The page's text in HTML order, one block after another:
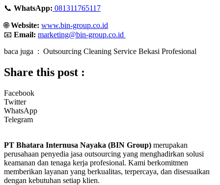
📞 WhatsApp: 081311765117
🌐Website: www.bin-group.co.id
📧 Email: marketing@bin-group.co.id
baca juga : Outsourcing Cleaning Service Bekasi Profesional
Share this post :
Facebook
Twitter
WhatsApp
Telegram
PT Bhatara Internusa Nayaka (BIN Group) merupakan
perusahaan penyedia jasa outsourcing yang menghadirkan solusi
keamanan dan tenaga kerja profesional. Kami berkomitmen
memberikan layanan yang berkualitas, terpercaya, dan disesuaikan
dengan kebutuhan setiap klien.